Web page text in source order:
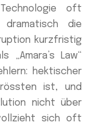
oft
die
kurzfristig
„Amara’s Law“
hektischer
ist, und
nicht über
sich oft